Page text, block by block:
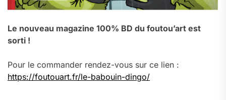
Le nouveau magazine 100% BD du foutou’art est
sorti !
Pour le commander rendez-vous sur ce lien :
https://foutouart.fr/le-babouin-dingo/